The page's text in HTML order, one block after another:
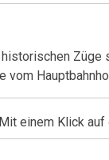
historischen
vom
Mit einem Klick auf